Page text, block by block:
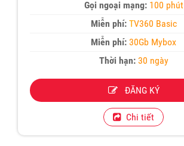
Gọi ngoại mạng: 100 phút
Miễn phí: TV360 Basic
Miễn phí:30Gb Mybox
Thời hạn:30 ngày
ĐĂNG KÝ
Chi tiết